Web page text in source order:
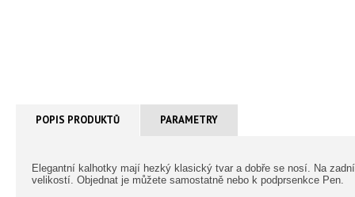
POPIS PRODUKTŮ PARAMETRY
Elegantní kalhotky mají hezký klasický tvar a dobře se nosí. Na
velikostí. Objednat je můžete samostatně nebo k podprsenkce Pen.